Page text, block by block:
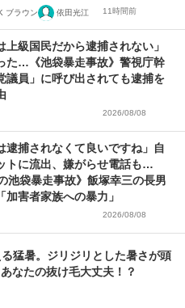
ブラウン 依田光江 11時間前
上級国民だから逮捕されない」
た…《池袋暴走事故》警視庁幹
議員」に呼び出されても逮捕を
2026/08/08
逮捕されなくて良いですね」自
トに流出、嫌がらせ電話も…
池袋暴走事故》飯塚幸三の長男
加害者家族への暴力」
2026/08/08
猛暑。ジリジリとした暑さが頭
なたの抜け毛大丈夫！？